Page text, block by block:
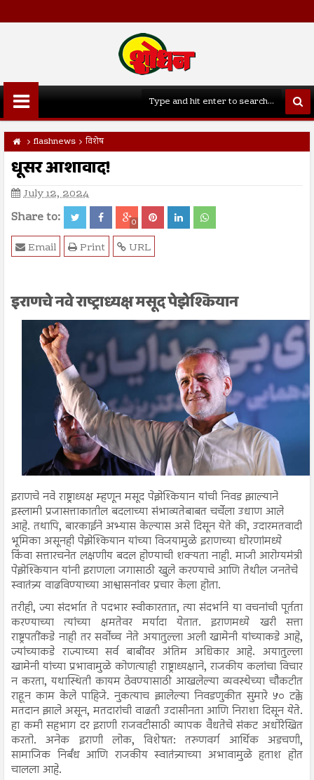
flashnews विशेष
धूसर आशावाद!
July 12, 2024
Share to: 0
URL
Print
Email
इराणचे नवे राष्ट्राध्यक्ष मसूद पेझेश्कियान
इराणचे नवे राष्ट्राध्यक्ष म्हणून मसूद पेझेश्कियान यांची निवड झाल्याने
इस्लामी प्रजासत्ताकातील बदलाच्या संभाव्यतेबाबत चर्चेला उधाण आले
आहे. तथापि, बारकाईने अभ्यास केल्यास असे दिसून येते की, उदारमतवादी
भूमिका असूनही पेझेश्कियान यांच्या विजयामुळे इराणच्या धोरणांमध्ये
किंवा सत्तारचनेत लक्षणीय बदल होण्याची शक्यता नाही. माजी आरोग्यमंत्री
पेझेश्कियान यांनी इराणला जगासाठी खुले करण्याचे आणि तेथील जनतेचे
स्वातंत्र्य वाढविण्याच्या आश्वासनांवर प्रचार केला होता.
तरीही, ज्या संदर्भात ते पदभार स्वीकारतात, त्या संदर्भाने या वचनांची पूर्तता
करण्याच्या त्यांच्या क्षमतेवर मर्यादा येतात. इराणमध्ये खरी सत्ता
राष्ट्रपतींकडे नाही तर सर्वोच्च नेते अयातुल्ला अली खामेनी यांच्याकडे आहे,
ज्यांच्याकडे राज्याच्या सर्व बाबींवर अंतिम अधिकार आहे. अयातुल्ला
खामेनी यांच्या प्रभावामुळे कोणत्याही राष्ट्राध्यक्षाने, राजकीय कलांचा विचार
न करता, यथास्थिती कायम ठेवण्यासाठी आखलेल्या व्यवस्थेच्या चौकटीत
राहून काम केले पाहिजे. नुकत्याच झालेल्या निवडणुकीत सुमारे ५० टक्के
मतदान झाले असून, मतदारांची वाढती उदासीनता आणि निराशा दिसून येते.
हा कमी सहभाग दर इराणी राजवटीसाठी व्यापक वैधतेचे संकट अधोरेखित
करतो. अनेक इराणी लोक, विशेषत: तरुणवर्ग आर्थिक अडचणी,
सामाजिक निर्बंध आणि राजकीय स्वातंत्र्याच्या अभावामुळे हताश होत
चालला आहे.